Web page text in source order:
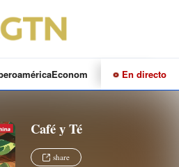
Economía CulturaDeportes
En directo
Café y Té
share